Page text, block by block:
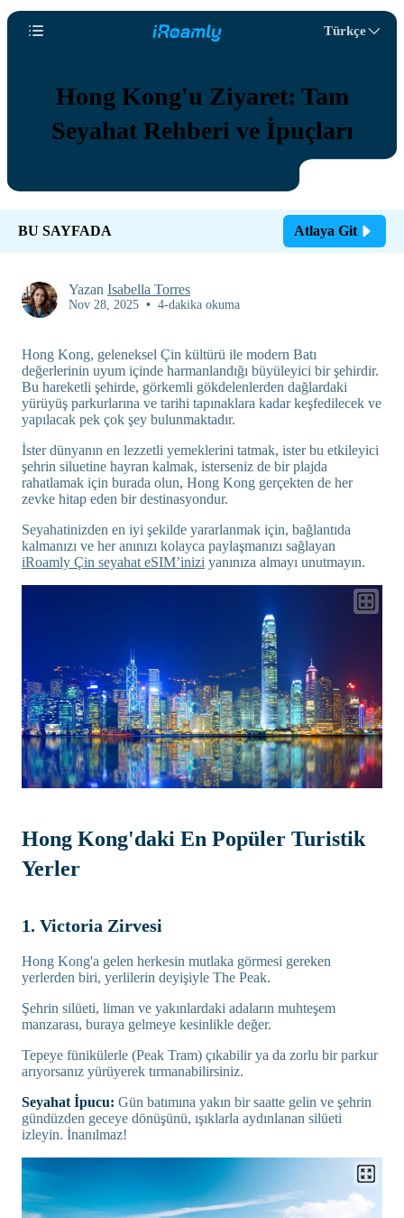
Türkçe
Hong Kong'u Ziyaret: Tam
Seyahat Rehberi ve İpuçları
BU SAYFADA Atlaya Git
Yazan Isabella Torres
Nov 28, 2025 • 4-dakika okuma
Hong Kong, geleneksel Çin kültürü ile modern Batı
değerlerinin uyum içinde harmanlandığı büyüleyici bir şehirdir.
Bu hareketli şehirde, görkemli gökdelenlerden dağlardaki
yürüyüş parkurlarına ve tarihi tapınaklara kadar keşfedilecek ve
yapılacak pek çok şey bulunmaktadır.
İster dünyanın en lezzetli yemeklerini tatmak, ister bu etkileyici
şehrin siluetine hayran kalmak, isterseniz de bir plajda
rahatlamak için burada olun, Hong Kong gerçekten de her
zevke hitap eden bir destinasyondur.
Seyahatinizden en iyi şekilde yararlanmak için, bağlantıda
kalmanızı ve her anınızı kolayca paylaşmanızı sağlayan
iRoamly Çin seyahat eSIM’inizi yanınıza almayı unutmayın.
Hong Kong'daki En Popüler Turistik
Yerler
1. Victoria Zirvesi
Hong Kong'a gelen herkesin mutlaka görmesi gereken
yerlerden biri, yerlilerin deyişiyle The Peak.
Şehrin silüeti, liman ve yakınlardaki adaların muhteşem
manzarası, buraya gelmeye kesinlikle değer.
Tepeye fünikülerle (Peak Tram) çıkabilir ya da zorlu bir parkur
arıyorsanız yürüyerek tırmanabilirsiniz.
Seyahat İpucu: Gün batımına yakın bir saatte gelin ve şehrin
gündüzden geceye dönüşünü, ışıklarla aydınlanan silüeti
izleyin. İnanılmaz!